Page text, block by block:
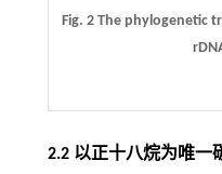
Fig. 2 The phylogenetic
2.2 以正十八烷为唯一